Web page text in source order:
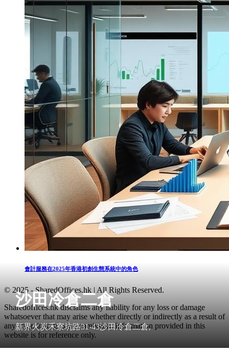
沙田冷倉二倉
新界火炭禾寮坑路31-43沙田冷倉二倉,
會計服務在2025年香港初創生態系統中的角色
© 2025 - SharedOffices.hk | All Rights Reserved.
Sharedoffices.hk disclaims any liability for any loss or damage
whatsoever that may arise whether directly or indirectly as a result of
any error, inaccuracy or omission. Information provided in this
website is for reference only.